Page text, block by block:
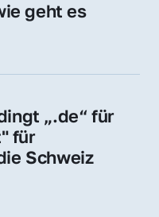
geht es
Gerne
„.de“ für
für
Schweiz